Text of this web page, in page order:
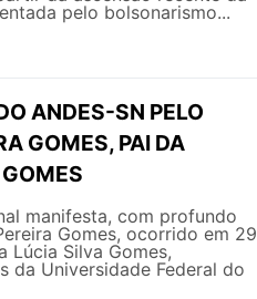
pelo bolsonarismo...
ANDES-SN PELO
GOMES, PAI DA
manifesta, com profundo
Gomes, ocorrido em 29
Lúcia Silva Gomes,
da Universidade Federal do